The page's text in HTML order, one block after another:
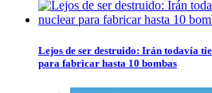
Lejos de ser destruido: Irán todavía
para fabricar hasta 10 bombas